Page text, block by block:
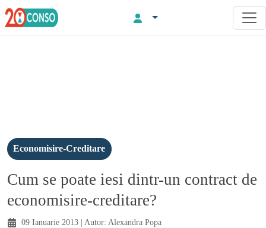
Economisire-Creditare
Cum se poate iesi dintr-un contract de
economisire-creditare?
09 Ianuarie 2013 | Autor: Alexandra Popa